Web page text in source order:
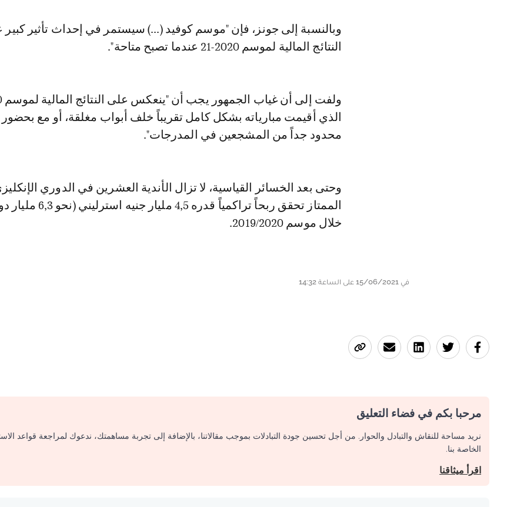
وبالنسبة إلى جونز، فإن "موسم كوفيد (...) سيستمر في إحداث تأثير
النتائج المالية لموسم 2020-21 عندما تصبح متاحة".
الذي أقيمت مبارياته بشكل كامل تقريباً خلف أبواب مغلقة، أو مع
محدود جداً من المشجعين في المدرجات".
وحتى بعد الخسائر القياسية، لا تزال الأندية العشرين في الدوري
الممتاز تحقق ربحاً تراكمياً قدره 4,5 مليار جنيه
خلال موسم 2019/2020.
في 15/06/2021 على الساعة 14:32
مرحبا بكم في فضاء التعليق
نريد مساحة للنقاش والتبادل والحوار. من أجل تحسين جودة التبادلات بموجب مقالاتنا، بالإضافة إلى تجربة مساهمتك، ندعوك لمراجعة قواعد
الخاصة بنا.
اقرأ ميثاقنا